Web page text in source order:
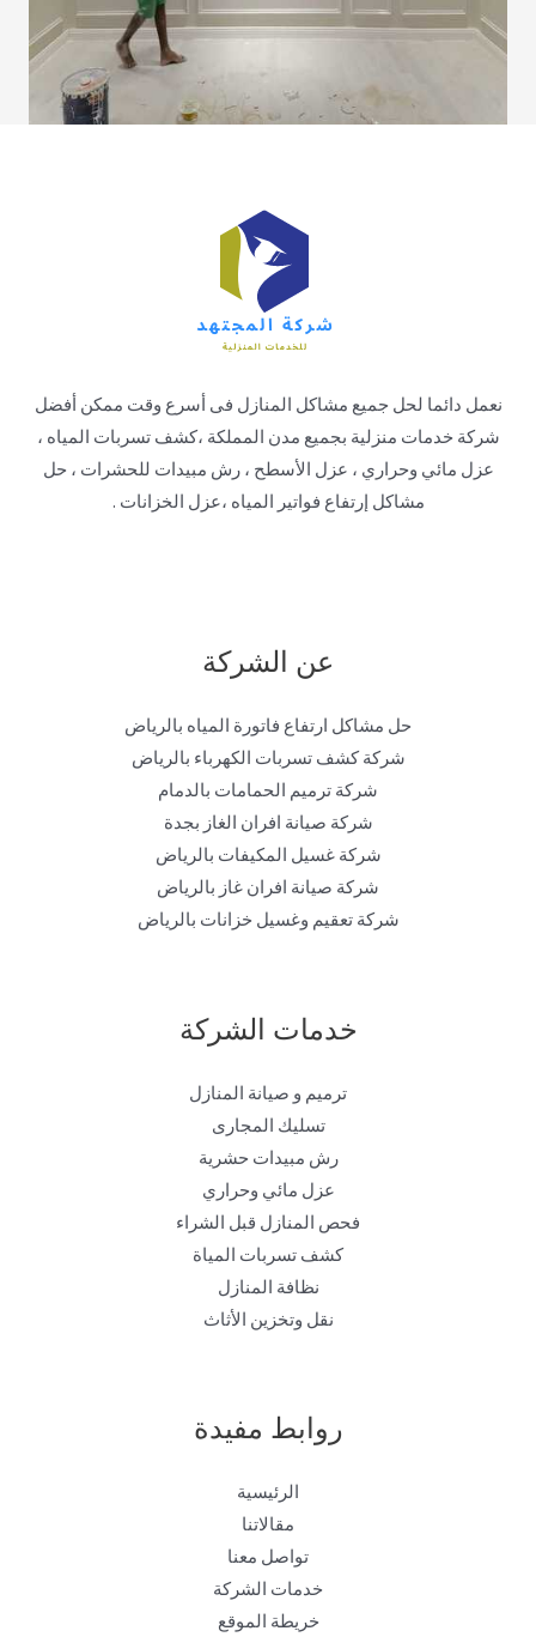
نعمل دائما لحل جميع مشاكل المنازل فى أسرع وقت ممكن أفضل
شركة خدمات منزلية بجميع مدن المملكة ،كشف تسربات المياه ،
عزل مائي وحراري ، عزل الأسطح ، رش مبيدات للحشرات ، حل
مشاكل إرتفاع فواتير المياه ،عزل الخزانات .
عن الشركة
حل مشاكل ارتفاع فاتورة المياه بالرياض
شركة كشف تسربات الكهرباء بالرياض
شركة ترميم الحمامات بالدمام
شركة صيانة افران الغاز بجدة
شركة غسيل المكيفات بالرياض
شركة صيانة افران غاز بالرياض
شركة تعقيم وغسيل خزانات بالرياض
خدمات الشركة
ترميم و صيانة المنازل
تسليك المجارى
رش مبيدات حشرية
عزل مائي وحراري
فحص المنازل قبل الشراء
كشف تسربات المياة
نظافة المنازل
نقل وتخزين الأثاث
روابط مفيدة
الرئيسية
مقالاتنا
تواصل معنا
خدمات الشركة
خريطة الموقع